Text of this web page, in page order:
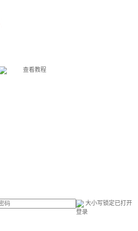
查看教程
大小写锁定已打开
登录